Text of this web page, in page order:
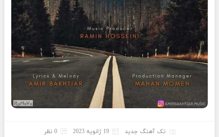
تک آهنگ جدید 19 ژانویه 2023 0 نظر